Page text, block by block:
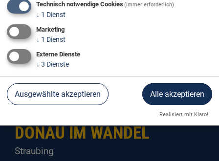
Radfahren
Donau Aktiv
DONAU IM WANDEL
Straubing
Technisch notwendige Cookies(immer erforderlich)
↓ 1 Dienst
Marketing
↓ 1 Dienst
Externe Dienste
↓ 3 Dienste
Ausgewählte akzeptieren Alle akzeptieren
Realisiert mit Klaro!